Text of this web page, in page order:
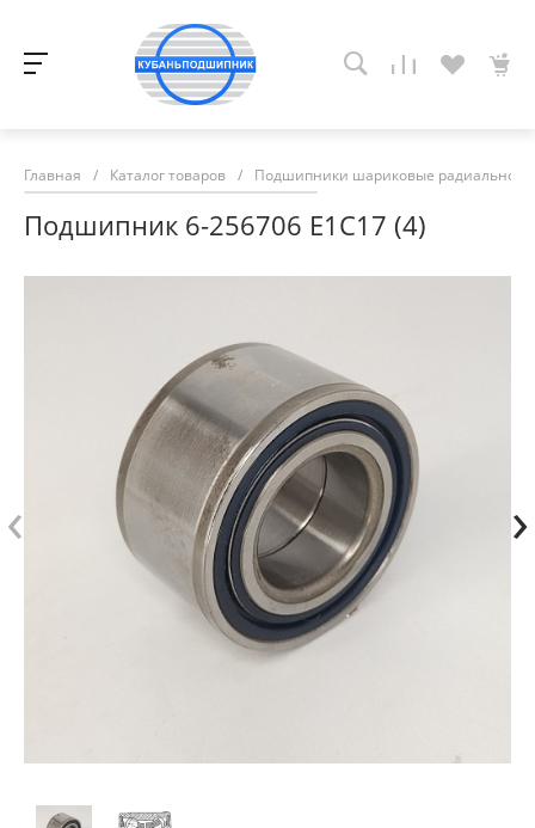
Главная / Каталог товаров / Подшипники шариковые радиально-
Подшипник 6-256706 Е1С17 (4)
‹ ›